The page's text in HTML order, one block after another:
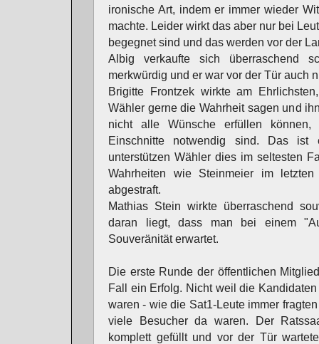
ironische Art, indem er immer wieder
machte. Leider wirkt das aber nur bei
begegnet sind und das werden vor der
Albig verkaufte sich überraschend
merkwürdig und er war vor der Tür auch
Brigitte Frontzek wirkte am
Wähler gerne die Wahrheit sagen und
nicht alle Wünsche erfüllen
Einschnitte notwendig sind. Das
unterstützen Wähler dies im seltesten
Wahrheiten wie Steinmeier im letzten
abgestraft.
Mathias Stein wirkte überraschend
daran liegt, dass man bei einem
Souveränität erwartet.
Die erste Runde der öffentlichen
Fall ein Erfolg. Nicht weil die
waren - wie die Sat1-Leute immer
viele Besucher da waren. Der
komplett gefüllt und vor der Tür